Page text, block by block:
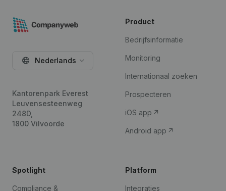
Nederlands
Kantorenpark Everest
Leuvensesteenweg
248D,
1800 Vilvoorde
Product
Bedrijfsinformatie
Monitoring
Internationaal zoeken
Prospecteren
iOS app
Android app
Spotlight
Compliance &
Platform
Integraties